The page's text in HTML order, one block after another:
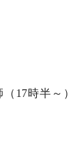
17時半～）